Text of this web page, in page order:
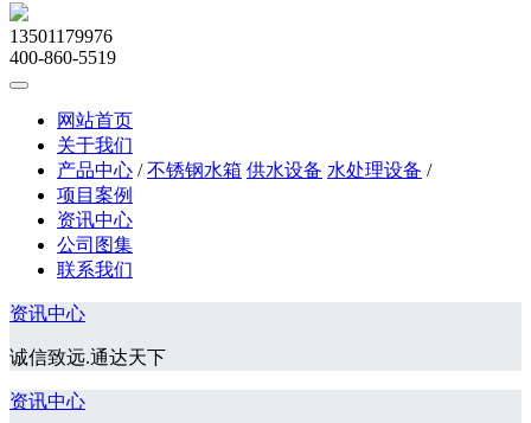
13501179976
400-860-5519
网站首页
关于我们
产品中心 /不锈钢水箱 供水设备 水处理设备 /
项目案例
资讯中心
公司图集
联系我们
资讯中心
诚信致远.通达天下
资讯中心